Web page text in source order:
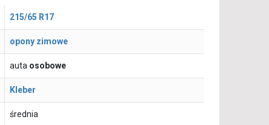
215/65 R17
opony zimowe
auta osobowe
Kleber
średnia